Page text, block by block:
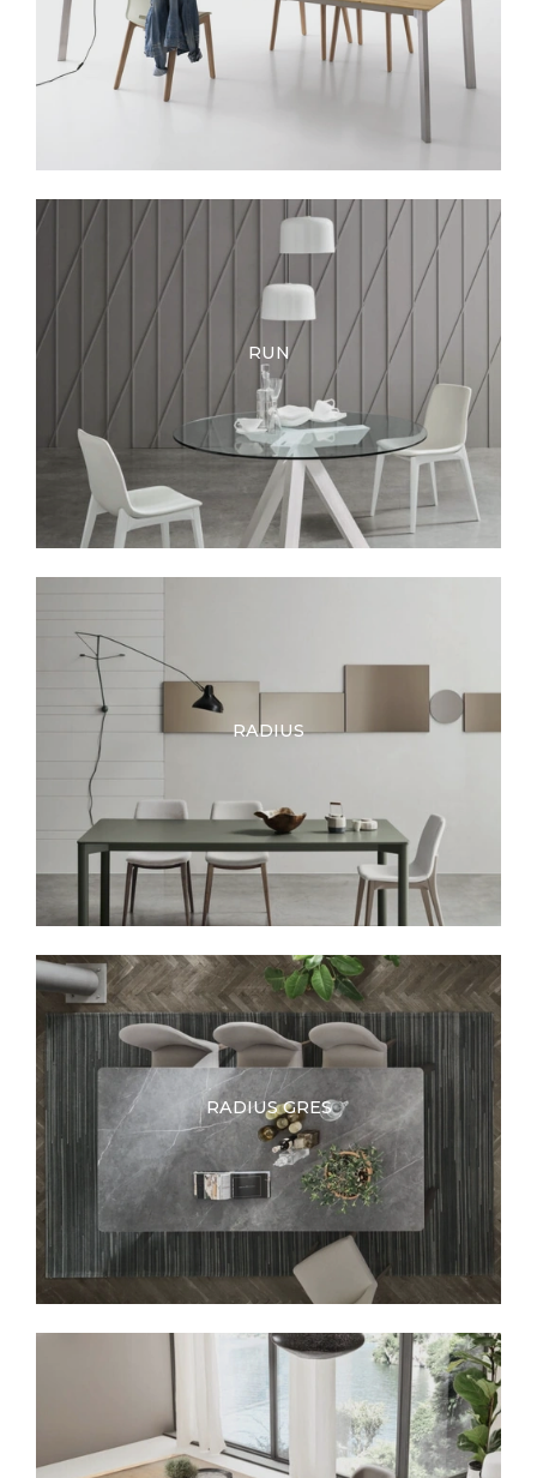
RUN
RADIUS
RADIUS GRES